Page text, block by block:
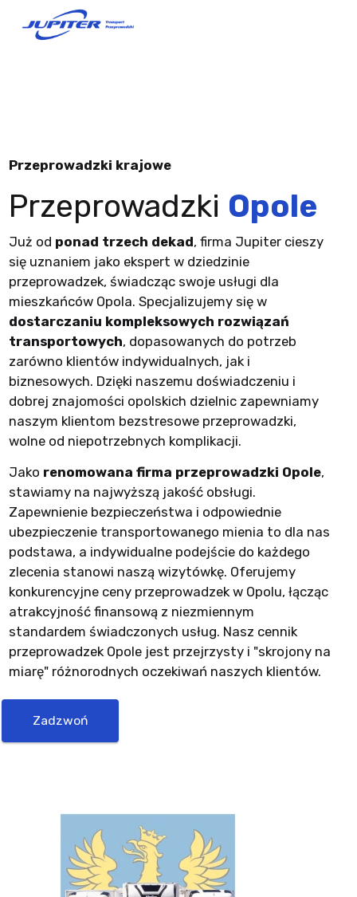
Przeprowadzki krajowe
Przeprowadzki Opole
Już od ponad trzech dekad, firma Jupiter cieszy
się uznaniem jako ekspert w dziedzinie
przeprowadzek, świadcząc swoje usługi dla
mieszkańców Opola. Specjalizujemy się w
dostarczaniu kompleksowych rozwiązań
transportowych, dopasowanych do potrzeb
zarówno klientów indywidualnych, jak i
biznesowych. Dzięki naszemu doświadczeniu i
dobrej znajomości opolskich dzielnic zapewniamy
naszym klientom bezstresowe przeprowadzki,
wolne od niepotrzebnych komplikacji.
Jako renomowana firma przeprowadzki Opole,
stawiamy na najwyższą jakość obsługi.
Zapewnienie bezpieczeństwa i odpowiednie
ubezpieczenie transportowanego mienia to dla nas
podstawa, a indywidualne podejście do każdego
zlecenia stanowi naszą wizytówkę. Oferujemy
konkurencyjne ceny przeprowadzek w Opolu, łącząc
atrakcyjność finansową z niezmiennym
standardem świadczonych usług. Nasz cennik
przeprowadzek Opole jest przejrzysty i "skrojony na
miarę" różnorodnych oczekiwań naszych klientów.
Zadzwoń